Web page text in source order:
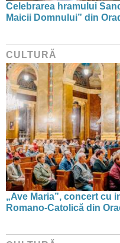
Celebrarea hramului
Maicii Domnului” din
CULTURĂ
„Ave Maria”, concert cu
Romano-Catolică din